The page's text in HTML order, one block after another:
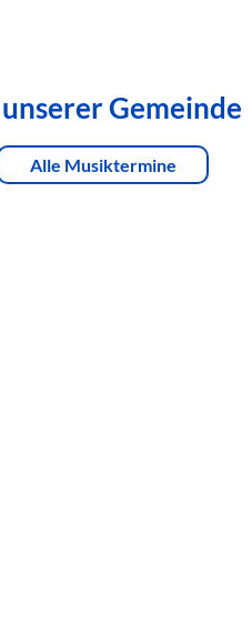
Gemeinde
Alle Musiktermine